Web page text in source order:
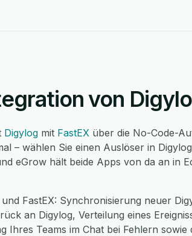
von
Digylog mit FastEX über die No-Code-
– wählen Sie einen Auslöser in
eGrow hält beide Apps von da an in
FastEX: Synchronisierung neuer
an Digylog, Verteilung eines
Ihres Teams im Chat bei Fehlern sowie